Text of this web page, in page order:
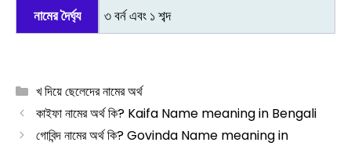
নামের দৈর্ঘ্য ৩ বর্ন এবং ১ শব্দ
Categories
খ দিয়ে ছেলেদের নামের অর্থ
কাইফা নামের অর্থ কি? Kaifa Name meaning in Bengali
গোবিন্দ নামের অর্থ কি? Govinda Name meaning in